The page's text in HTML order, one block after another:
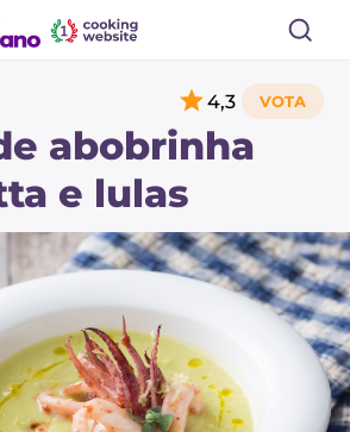
abobrinha
e lulas
4,3